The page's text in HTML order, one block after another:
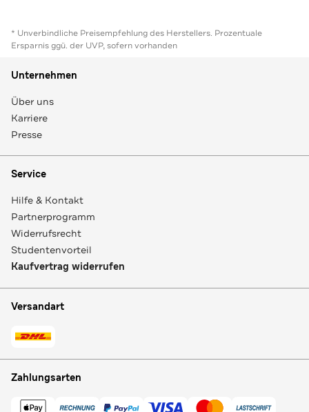
* Unverbindliche Preisempfehlung des Herstellers. Prozentuale
Ersparnis ggü. der UVP, sofern vorhanden
Unternehmen
Über uns
Karriere
Presse
Service
Hilfe & Kontakt
Partnerprogramm
Widerrufsrecht
Studentenvorteil
Kaufvertrag widerrufen
Versandart
Zahlungsarten